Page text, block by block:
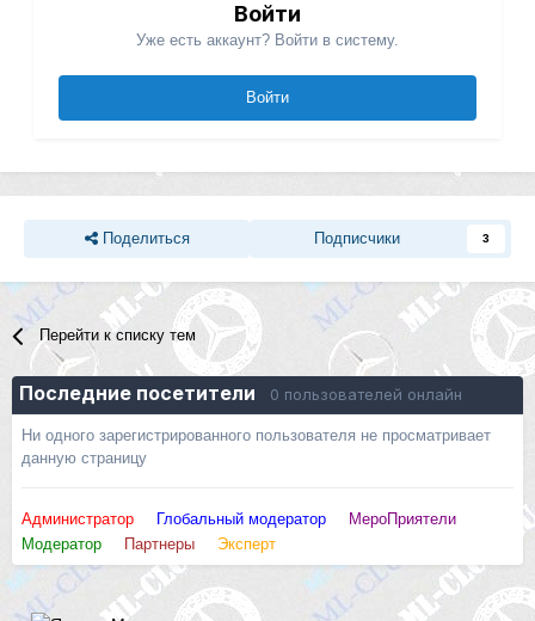
Войти
Уже есть аккаунт? Войти в систему.
Войти
Поделиться Подписчики 3
Перейти к списку тем
Последние посетители 0 пользователей онлайн
Ни одного зарегистрированного пользователя не просматривает
данную страницу
Администратор Глобальный модератор
МероПриятели
Модератор
Партнеры Эксперт